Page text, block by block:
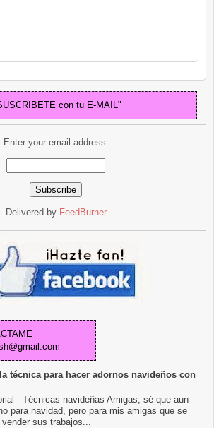
con tu E-MAIL"
Enter your email address:
Delivered by FeedBurner
técnica para hacer adornos navideños con
- Técnicas navideñas Amigas, sé que aun
para navidad, pero para mis amigas que se
sus trabajos...